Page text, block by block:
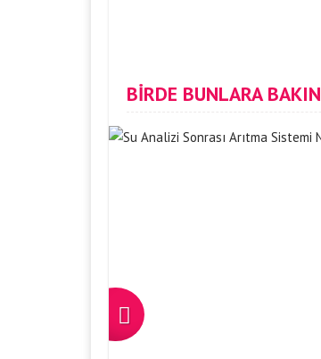
BİRDE BUNLARA BAKIN